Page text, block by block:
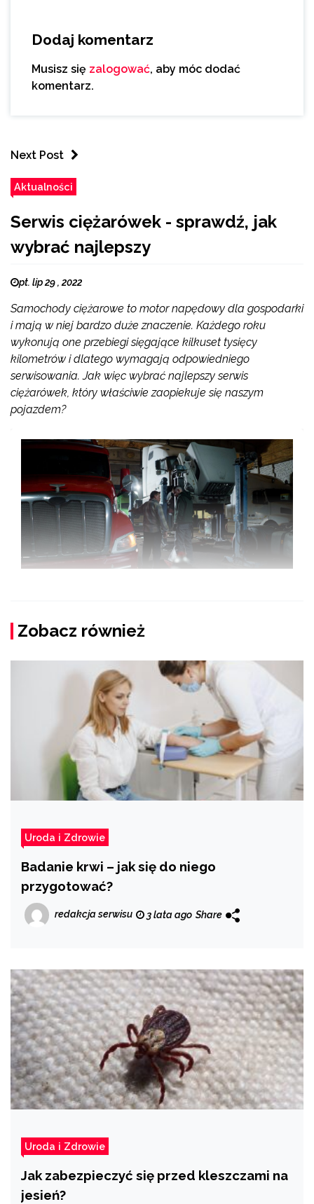
Dodaj komentarz
Musisz się zalogować, aby móc dodać
komentarz.
Next Post
Aktualności
Serwis ciężarówek - sprawdź, jak
wybrać najlepszy
pt. lip 29 , 2022
Samochody ciężarowe to motor napędowy dla gospodarki
i mają w niej bardzo duże znaczenie. Każdego roku
wykonują one przebiegi sięgające kilkuset tysięcy
kilometrów i dlatego wymagają odpowiedniego
serwisowania. Jak więc wybrać najlepszy serwis
ciężarówek, który właściwie zaopiekuje się naszym
pojazdem?
Zobacz również
Uroda i Zdrowie
Badanie krwi – jak się do niego
przygotować?
redakcja serwisu 3 lata ago Share
Uroda i Zdrowie
Jak zabezpieczyć się przed kleszczami na
jesień?